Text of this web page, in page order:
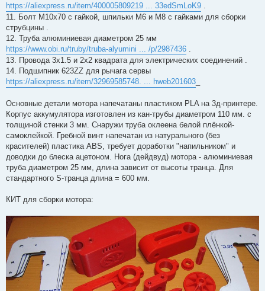
https://aliexpress.ru/item/400005809219 ... 33edSmLoK9
11. Болт М10х70 с гайкой, шпильки М6 и М8 с гайками для сборки
струбцины .
12. Труба алюминиевая диаметром 25 мм
https://www.obi.ru/truby/truba-alyumini ... /p/2987436
13. Провода 3х1.5 и 2х2 квадрата для электрических соединений .
14. Подшипник 623ZZ для рычага сервы
https://aliexpress.ru/item/32969585748. ... hweb201603
Основные детали мотора напечатаны пластиком PLA на 3д-принтере.
Корпус аккумулятора изготовлен из кан-трубы диаметром 110 мм. с
толщиной стенки 3 мм. Снаружи труба оклеена белой плёнкой-
самоклейкой. Гребной винт напечатан из натурального (без
красителей) пластика ABS, требует доработки "напильником" и
доводки до блеска ацетоном. Нога (дейдвуд) мотора - алюминиевая
труба диаметром 25 мм, длина зависит от высоты транца. Для
стандартного S-транца длина = 600 мм.
КИТ для сборки мотора: